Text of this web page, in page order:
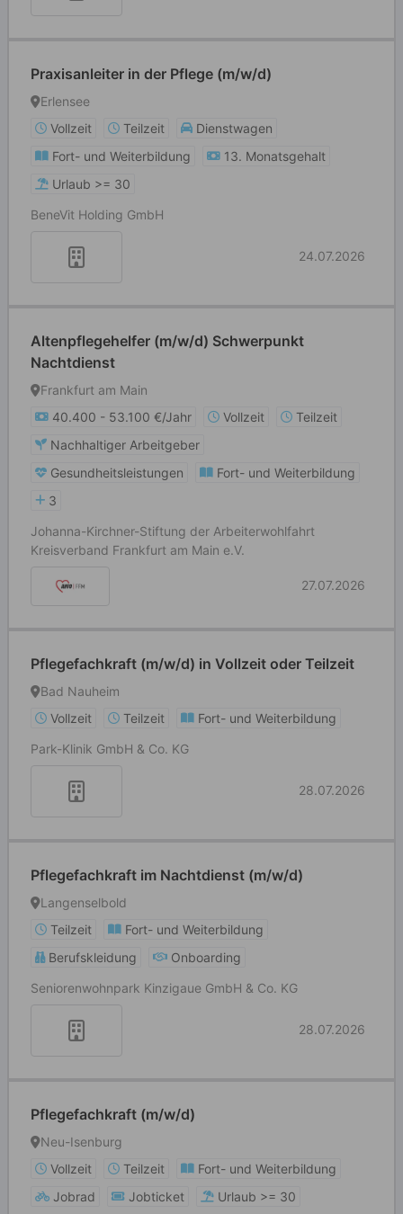
Praxisanleiter in der Pflege (m/w/d)
Erlensee
Vollzeit
Teilzeit
Dienstwagen
Fort- und Weiterbildung
13. Monatsgehalt
Urlaub >= 30
BeneVit Holding GmbH
24.07.2026
Altenpflegehelfer (m/w/d) Schwerpunkt
Nachtdienst
Frankfurt am Main
40.400 - 53.100 €/Jahr
Vollzeit
Teilzeit
Nachhaltiger Arbeitgeber
Gesundheitsleistungen
Fort- und Weiterbildung
3
Johanna-Kirchner-Stiftung der Arbeiterwohlfahrt
Kreisverband Frankfurt am Main e.V.
27.07.2026
Pflegefachkraft (m/w/d) in Vollzeit oder Teilzeit
Bad Nauheim
Vollzeit
Teilzeit
Fort- und Weiterbildung
Park-Klinik GmbH & Co. KG
28.07.2026
Pflegefachkraft im Nachtdienst (m/w/d)
Langenselbold
Teilzeit
Fort- und Weiterbildung
Berufskleidung
Onboarding
Seniorenwohnpark Kinzigaue GmbH & Co. KG
28.07.2026
Pflegefachkraft (m/w/d)
Neu-Isenburg
Vollzeit
Teilzeit
Fort- und Weiterbildung
Jobrad
Jobticket
Urlaub >= 30